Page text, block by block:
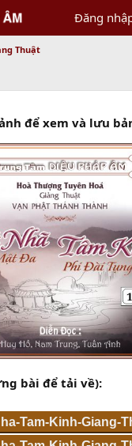
Đăng
Thuật
để xem và lưu
bài để tải về):